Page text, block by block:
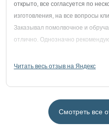
открыто, все согласуется по
изготовления, на все вопросы
Заказывал помолвочное и
отлично. Однозначно
Читать весь отзыв на Яндекс
Смотреть все